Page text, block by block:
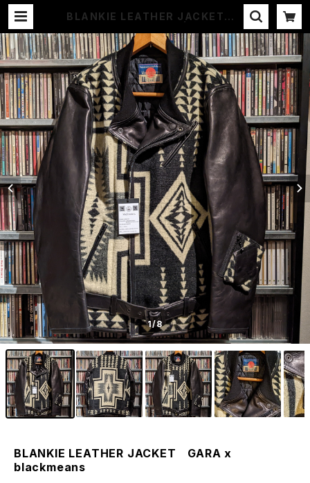
BLANKIE LEATHER JACKET G
R ACTION WEB-STORE
1/8
BLANKIE LEATHER JACKET GARA x
blackmeans